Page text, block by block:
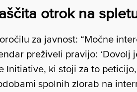
otrok na
za javnost: “Močne
preživeli pravijo: ‘Dovolj
Initiative, ki stoji za to
spolnih zlorab na